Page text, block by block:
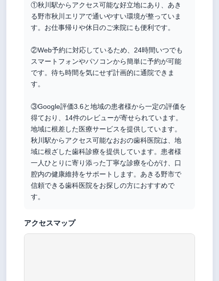
①秋川駅からアクセス可能な好立地にあり、あき
る野市秋川エリアで通いやすい環境が整っていま
す。お仕事帰りや休日のご来院にも便利です。
②Web予約に対応しているため、24時間いつでも
スマートフォンやパソコンから簡単に予約が可能
です。待ち時間を気にせず計画的に通院できま
す。
③Google評価3.6と地域の患者様から一定の評価を
得ており、14件のレビューが寄せられています。
地域に根差した医療サービスを提供しています。
秋川駅からアクセス可能なおおの歯科医院は、地
域に根ざした歯科診療を提供しています。患者様
一人ひとりに寄り添った丁寧な診療を心がけ、口
腔内の健康維持をサポートします。あきる野市で
信頼できる歯科医院をお探しの方におすすめで
す。
アクセスマップ